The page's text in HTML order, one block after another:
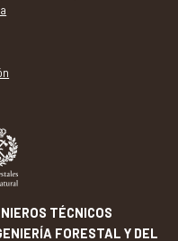
TÉCNICOS
FORESTAL Y DEL